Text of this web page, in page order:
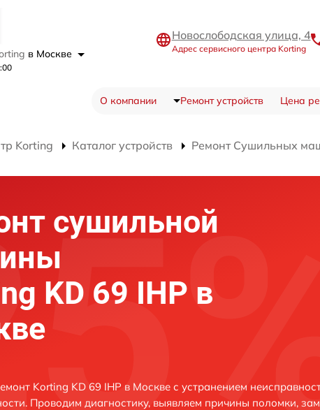
в Москве
Новослободская улица, 4
Адрес сервисного центра Korting
О компании Ремонт устройств Цена
Korting Каталог устройств Ремонт Сушильных
сушильной
KD 69 IHP в
Korting KD 69 IHP в Москве с устранением
Проводим диагностику, выявляем причины поломки,